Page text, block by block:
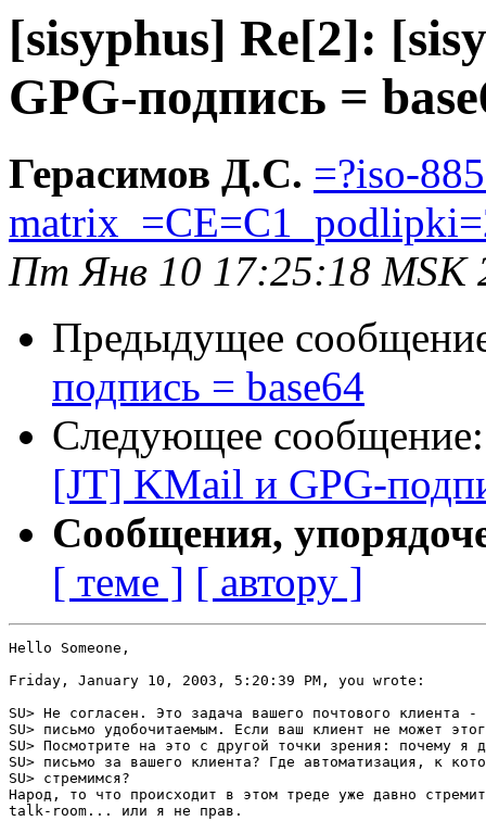
[sisyphus] Re[2]:
GPG-подпись =
Герасимов Д.С. =?iso-
Пт Янв 10 17:25:18 MSK
Предыдущее
подпись = base64
Следующее
[JT] KMail и GPG-
Сообщения,
[ теме ] [ автору ]
Hello Someone,
Friday, January 10, 2003, 5:20:39 PM, you wrote:
SU> Не согласен. Это задача вашего почтового клиента -
SU> письмо удобочитаемым. Если ваш клиент не может
SU> Посмотрите на это с другой точки зрения: почему я
SU> письмо за вашего клиента? Где автоматизация, к
SU> стремимся?
Народ, то что происходит в этом треде уже давно
talk-room... или я не прав.